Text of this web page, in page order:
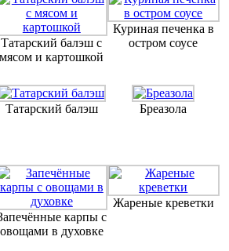
Татарский балэш с
мясом и картошкой
Куриная печенка в
остром соусе
Татарский балэш Бреазола
карпы с
овощами в духовке
Жареные креветки